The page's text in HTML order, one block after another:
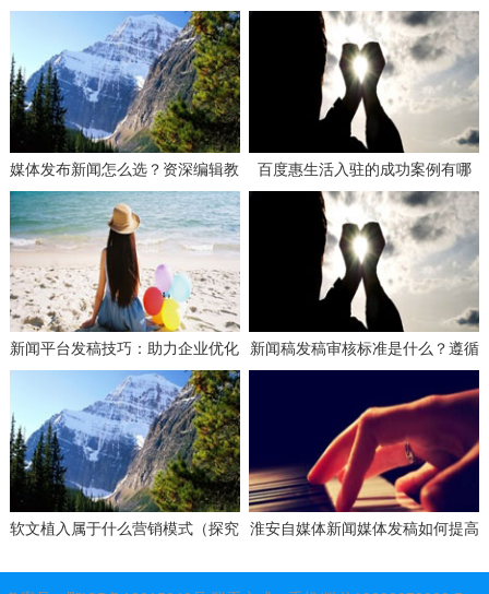
评：如何选择高效媒体发稿供应商
实现品效合一？
评：如何选择高效媒体发稿供应商
实现品效合一？
媒体发布新闻怎么选？资深编辑教
你选平台！
百度惠生活入驻的成功案例有哪
些？学习这些经验避免失误！
新闻平台发稿技巧：助力企业优化
搜索引擎排名的有效策略
新闻稿发稿审核标准是什么？遵循
这些要求确保合规！
软文植入属于什么营销模式（探究
淮安自媒体新闻媒体发稿如何提高
倍！